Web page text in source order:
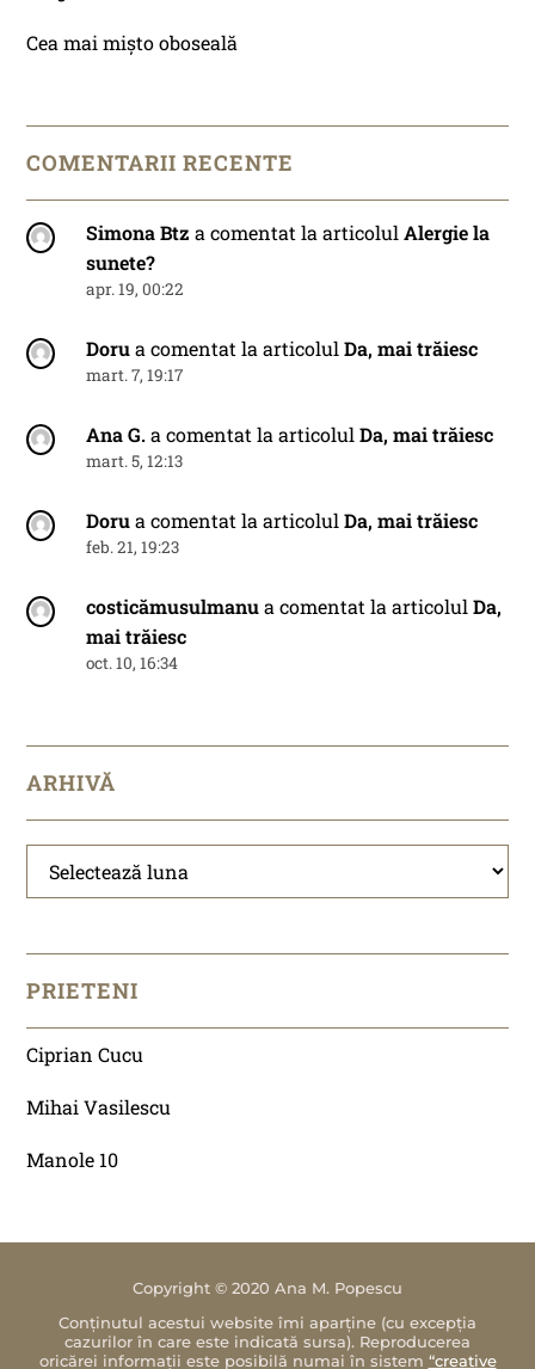
Cea mai mișto oboseală
COMENTARII RECENTE
Simona Btz a comentat la articolulAlergie la
sunete?
apr. 19, 00:22
Dorua comentat la articolulDa, mai trăiesc
mart. 7, 19:17
Ana G.a comentat la articolulDa, mai trăiesc
mart. 5, 12:13
Dorua comentat la articolulDa, mai trăiesc
feb. 21, 19:23
costicămusulmanua comentat la articolulDa,
mai trăiesc
oct. 10, 16:34
ARHIVĂ
Arhivă
PRIETENI
Ciprian Cucu
Mihai Vasilescu
Manole 10
Copyright © 2020 Ana M. Popescu
Conținutul acestui website îmi aparține (cu excepția
cazurilor în care este indicată sursa). Reproducerea
oricărei informații este posibilă numai în sistem “creative